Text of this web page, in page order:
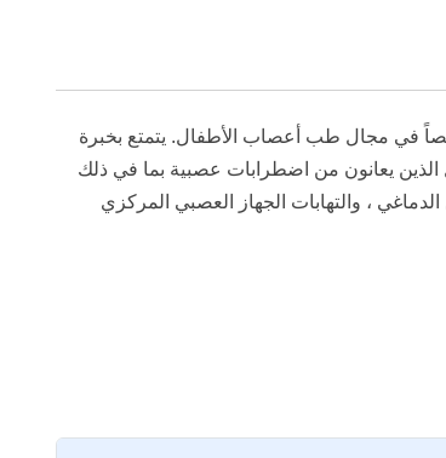
في مجال طب أعصاب الأطفال. يتمتع بخبرة
الأطفال الذين يعانون من اضطرابات عصبية بما في ذلك
، والتهابات الجهاز العصبي المركزي